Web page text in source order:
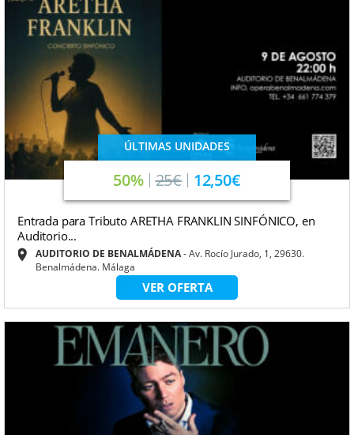
ÚLTIMAS UNIDADES
50% 25€ 12,50€
Entrada para Tributo ARETHA FRANKLIN SINFÓNICO, en
Auditorio...
AUDITORIO DE BENALMÁDENA Av. Rocío Jurado, 1, 29630.
Benalmádena. Málaga
VER OFERTA